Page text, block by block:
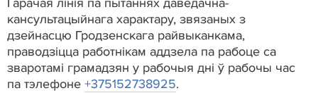
кансультацыйнага характару, звязаных з
дзейнасцю Гродзенскага райвыканкама,
праводзіцца работнікам аддзела па рабоце са
зваротамі грамадзян у рабочыя дні ў рабочы час
па тэлефоне +375152738925.